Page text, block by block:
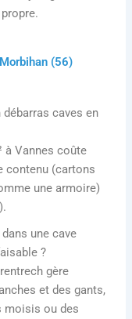
(56)
caves en
à Vannes coûte
contenu (cartons
une armoire)
une cave
?
gère
et des gants,
moisis ou des